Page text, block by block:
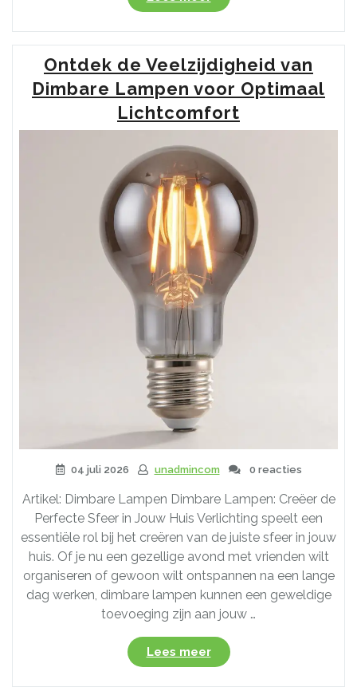
de
Veelzijdigheid
van
Dimbare
Lampen
voor
Jouw
Ontdek de Veelzijdigheid van
Dimbare Lampen voor Optimaal
Lichtcomfort
04 juli 2026 unadmincom 0 reacties
Artikel: Dimbare Lampen Dimbare Lampen: Creëer de
Perfecte Sfeer in Jouw Huis Verlichting speelt een
essentiële rol bij het creëren van de juiste sfeer in jouw
huis. Of je nu een gezellige avond met vrienden wilt
organiseren of gewoon wilt ontspannen na een lange
dag werken, dimbare lampen kunnen een geweldige
toevoeging zijn aan jouw …
Lees meer“Ontdek
de
Veelzijdigheid